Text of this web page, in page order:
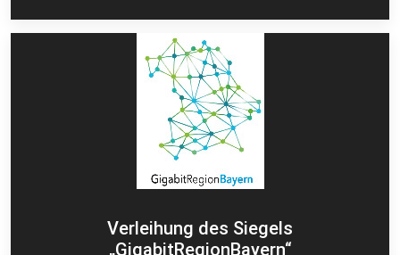
Verleihung des Siegels
„GigabitRegionBayern“